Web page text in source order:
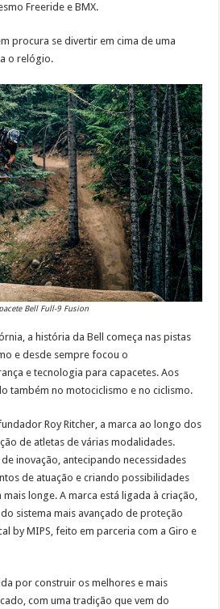
Freeride e BMX.
procura se divertir em cima de uma
o relógio.
Bell Full-9 Fusion
a história da Bell começa nas pistas
e desde sempre focou o
e tecnologia para capacetes. Aos
também no motociclismo e no ciclismo.
Roy Ritcher, a marca ao longo dos
de atletas de várias modalidades.
inovação, antecipando necessidades
de atuação e criando possibilidades
longe. A marca está ligada à criação,
sistema mais avançado de proteção
by MIPS, feito em parceria com a Giro e
por construir os melhores e mais
com uma tradição que vem do